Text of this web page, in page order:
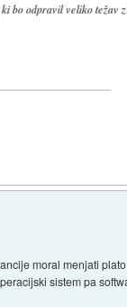
bo odpravil veliko težav
moral menjati
sistem pa